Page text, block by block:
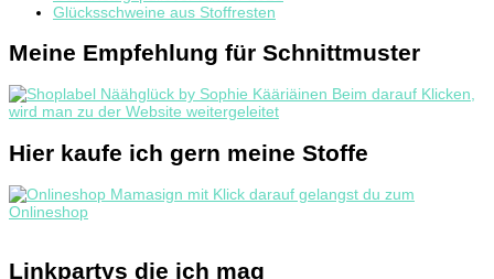
Glücksschweine aus Stoffresten
Meine Empfehlung für Schnittmuster
Hier kaufe ich gern meine Stoffe
Linkpartys die ich mag